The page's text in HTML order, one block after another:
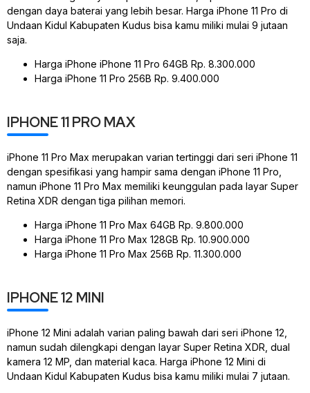
dengan daya baterai yang lebih besar. Harga iPhone 11 Pro di
Undaan Kidul Kabupaten Kudus bisa kamu miliki mulai 9 jutaan
saja.
Harga iPhone iPhone 11 Pro 64GB Rp. 8.300.000
Harga iPhone 11 Pro 256B Rp. 9.400.000
IPHONE 11 PRO MAX
iPhone 11 Pro Max merupakan varian tertinggi dari seri iPhone 11
dengan spesifikasi yang hampir sama dengan iPhone 11 Pro,
namun iPhone 11 Pro Max memiliki keunggulan pada layar Super
Retina XDR dengan tiga pilihan memori.
Harga iPhone 11 Pro Max 64GB Rp. 9.800.000
Harga iPhone 11 Pro Max 128GB Rp. 10.900.000
Harga iPhone 11 Pro Max 256B Rp. 11.300.000
IPHONE 12 MINI
iPhone 12 Mini adalah varian paling bawah dari seri iPhone 12,
namun sudah dilengkapi dengan layar Super Retina XDR, dual
kamera 12 MP, dan material kaca. Harga iPhone 12 Mini di
Undaan Kidul Kabupaten Kudus bisa kamu miliki mulai 7 jutaan.